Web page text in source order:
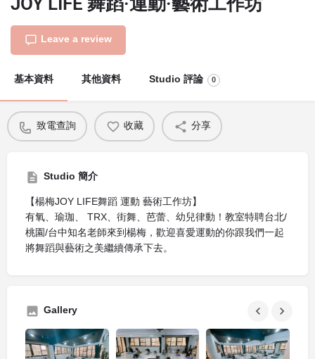
Leave a review
基本資料 其他資料 Studio 評論 0
致電查詢 收藏 分享
Studio 簡介
【楊梅JOY LIFE舞蹈 運動 藝術工作坊】
有氧、瑜珈、 TRX、街舞、芭蕾、幼兒律動！教室特聘台北/
桃園/台中知名老師來到楊梅，歡迎喜愛運動的你跟我們一起
將舞蹈與藝術之美繼續傳承下去。
Gallery